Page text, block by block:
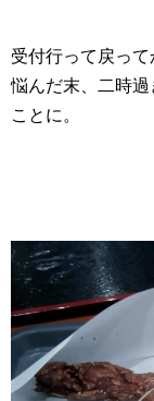
受付行って戻って
悩んだ末、二時
ことに。